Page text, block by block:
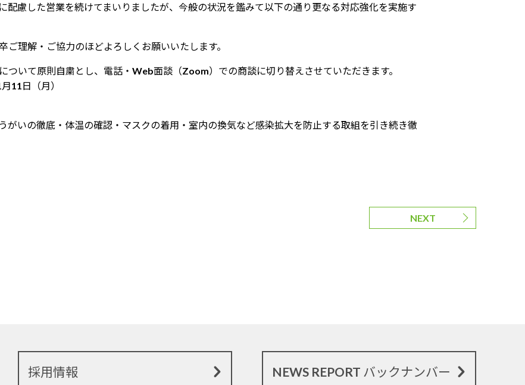
配慮した営業を続けてまいりましたが、今般の状況を鑑みて以下の通り更なる対応強化を実施す
理解・ご協力のほどよろしくお願いいたします。
いて原則自粛とし、電話・Web面談（Zoom）での商談に切り替えさせていただきます。
11日（月）
がいの徹底・体温の確認・マスクの着用・室内の換気など感染拡大を防止する取組を引き続き徹
NEXT
採用情報 NEWS REPORT バックナンバー